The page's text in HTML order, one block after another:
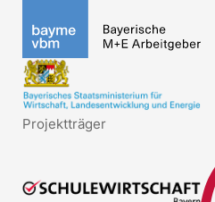
Projektträger